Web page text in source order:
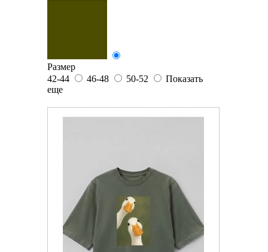
Размер
42-44
46-48 50-52
Показать
еще